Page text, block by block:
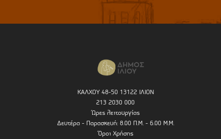
ΚΑΛΧΟΥ 48-50 13122 ΙΛΙΟΝ
213 2030 000
Ώρες λειτουργίας
Δευτέρα - Παρασκευή: 8.00 Π.Μ. - 6.00 Μ.Μ.
Όροι Χρήσης